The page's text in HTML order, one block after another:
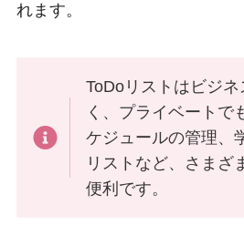
れます。
ToDoリストはビジ
く、プライベートで
ケジュールの管理、
リストなど、さまざ
便利です。